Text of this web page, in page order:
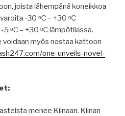
joista lähempänä koneikkoa
-30 ᵒC – +30 ᵒC
ᵒC – +30 ᵒC lämpötilassa.
voidaan myös nostaa kattoon
one-unveils-novel-
menee Kiinaan. Kiinan